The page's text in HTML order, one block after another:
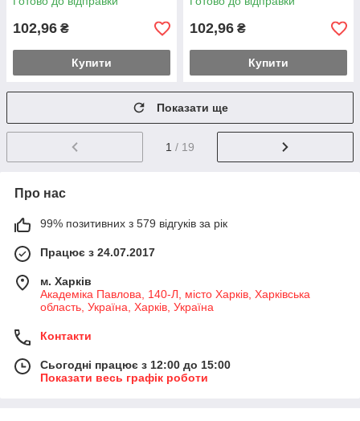
102,96 ₴
Купити
102,96 ₴
Купити
Показати ще
1 / 19
Про нас
99% позитивних з 579 відгуків за рік
Працює з 24.07.2017
м. Харків
Академіка Павлова, 140-Л, місто Харків, Харківська
область, Україна, Харків, Україна
Контакти
Сьогодні працює з 12:00 до 15:00
Показати весь графік роботи